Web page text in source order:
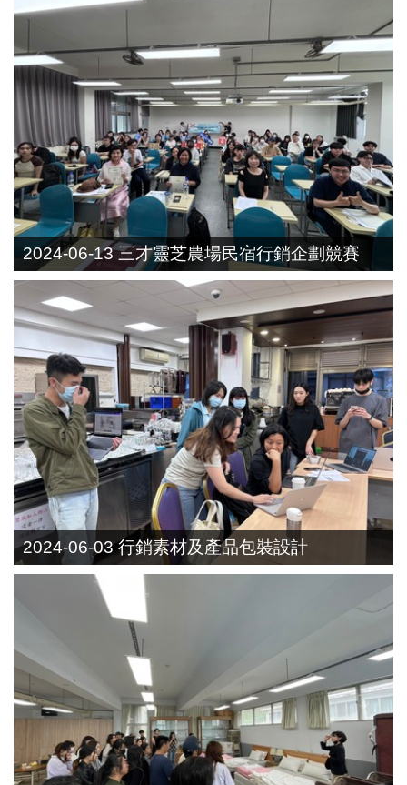
2024-06-13 三才靈芝農場民宿行銷企劃競賽
2024-06-03 行銷素材及產品包裝設計